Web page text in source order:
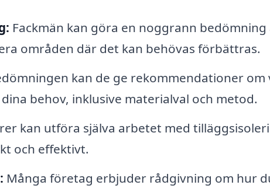
Fackmän kan göra en noggrann bedömning
områden där det kan behövas förbättras.
kan de ge rekommendationer om
behov, inklusive materialval och metod.
kan utföra själva arbetet med
och effektivt.
Många företag erbjuder rådgivning om hur